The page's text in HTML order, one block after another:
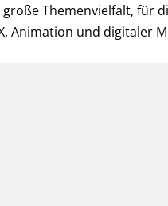
Themenvielfalt, für
Animation und digitaler